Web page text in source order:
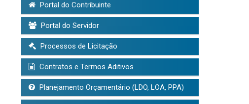
Portal do Contribuinte
Portal do Servidor
Processos de Licitação
Contratos e Termos Aditivos
Planejamento Orçamentário (LDO, LOA, PPA)